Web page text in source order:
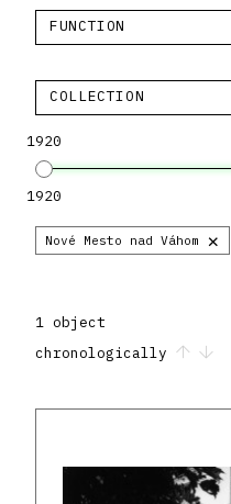
FUNCTION
COLLECTION
1920
1920
Nové Mesto nad Váhom ×
1 object
chronologically